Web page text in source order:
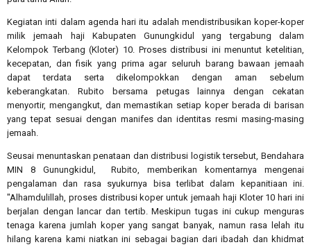
Kegiatan inti dalam agenda hari itu adalah mendistribusikan koper-koper
milik jemaah haji Kabupaten Gunungkidul yang tergabung dalam
Kelompok Terbang (Kloter) 10. Proses distribusi ini menuntut ketelitian,
kecepatan, dan fisik yang prima agar seluruh barang bawaan jemaah
dapat terdata serta dikelompokkan dengan aman sebelum
keberangkatan. Rubito bersama petugas lainnya dengan cekatan
menyortir, mengangkut, dan memastikan setiap koper berada di barisan
yang tepat sesuai dengan manifes dan identitas resmi masing-masing
jemaah.
Seusai menuntaskan penataan dan distribusi logistik tersebut, Bendahara
MIN 8 Gunungkidul,
Rubito, memberikan komentarnya mengenai
pengalaman dan rasa syukurnya bisa terlibat dalam kepanitiaan ini.
"Alhamdulillah, proses distribusi koper untuk jemaah haji Kloter 10 hari ini
berjalan dengan lancar dan tertib. Meskipun tugas ini cukup menguras
tenaga karena jumlah koper yang sangat banyak, namun rasa lelah itu
hilang karena kami niatkan ini sebagai bagian dari ibadah dan khidmat